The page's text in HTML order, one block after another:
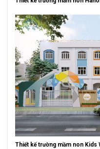
Thiết kế trường mầm non Kids